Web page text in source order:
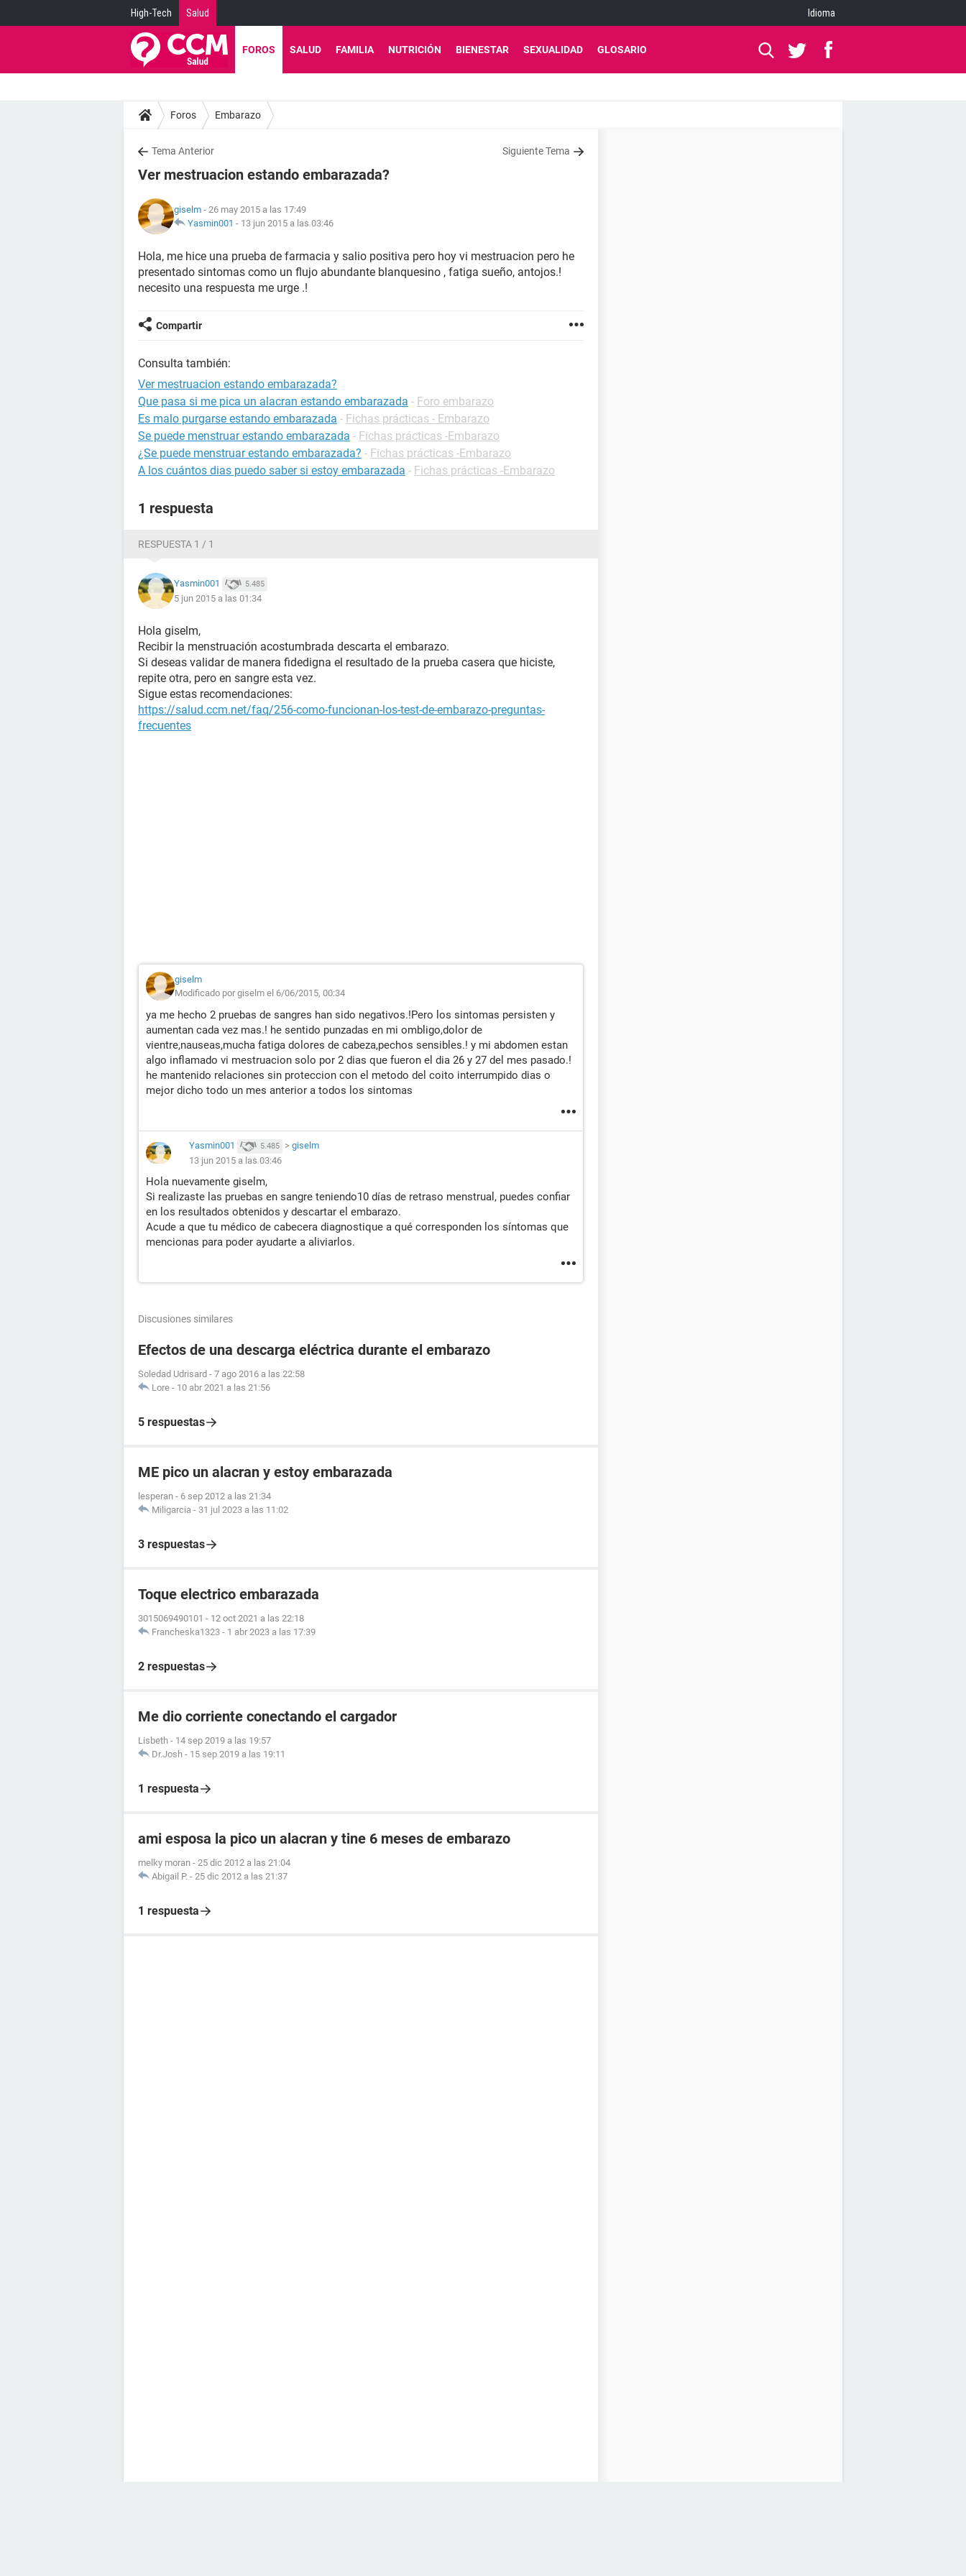
High-Tech Salud Idioma
FOROS SALUD FAMILIA NUTRICIÓN BIENESTAR SEXUALIDAD GLOSARIO
Foros Embarazo
Tema Anterior Siguiente Tema
Ver mestruacion estando embarazada?
giselm - 26 may 2015 a las 17:49
Yasmin001 - 13 jun 2015 a las 03:46
Hola, me hice una prueba de farmacia y salio positiva pero hoy vi mestruacion pero he
presentado sintomas como un flujo abundante blanquesino , fatiga sueño, antojos.!
necesito una respuesta me urge .!
Compartir
Consulta también:
Ver mestruacion estando embarazada?
Que pasa si me pica un alacran estando embarazada - Foro embarazo
Es malo purgarse estando embarazada - Fichas prácticas - Embarazo
Se puede menstruar estando embarazada - Fichas prácticas -Embarazo
¿Se puede menstruar estando embarazada? - Fichas prácticas -Embarazo
A los cuántos dias puedo saber si estoy embarazada - Fichas prácticas -Embarazo
1 respuesta
RESPUESTA 1 / 1
Yasmin001 5.485
5 jun 2015 a las 01:34
Hola giselm,
Recibir la menstruación acostumbrada descarta el embarazo.
Si deseas validar de manera fidedigna el resultado de la prueba casera que hiciste,
repite otra, pero en sangre esta vez.
Sigue estas recomendaciones:
https://salud.ccm.net/faq/256-como-funcionan-los-test-de-embarazo-preguntas-
frecuentes
giselm
Modificado por giselm el 6/06/2015, 00:34
ya me hecho 2 pruebas de sangres han sido negativos.!Pero los sintomas persisten y
aumentan cada vez mas.! he sentido punzadas en mi ombligo,dolor de
vientre,nauseas,mucha fatiga dolores de cabeza,pechos sensibles.! y mi abdomen estan
algo inflamado vi mestruacion solo por 2 dias que fueron el dia 26 y 27 del mes pasado.!
he mantenido relaciones sin proteccion con el metodo del coito interrumpido dias o
mejor dicho todo un mes anterior a todos los sintomas
Yasmin001 5.485 > giselm
13 jun 2015 a las 03:46
Hola nuevamente giselm,
Si realizaste las pruebas en sangre teniendo10 días de retraso menstrual, puedes confiar
en los resultados obtenidos y descartar el embarazo.
Acude a que tu médico de cabecera diagnostique a qué corresponden los síntomas que
mencionas para poder ayudarte a aliviarlos.
Discusiones similares
Efectos de una descarga eléctrica durante el embarazo
Soledad Udrisard - 7 ago 2016 a las 22:58
Lore - 10 abr 2021 a las 21:56
5 respuestas
ME pico un alacran y estoy embarazada
lesperan - 6 sep 2012 a las 21:34
Miligarcia - 31 jul 2023 a las 11:02
3 respuestas
Toque electrico embarazada
3015069490101 - 12 oct 2021 a las 22:18
Francheska1323 - 1 abr 2023 a las 17:39
2 respuestas
Me dio corriente conectando el cargador
Lisbeth - 14 sep 2019 a las 19:57
Dr.Josh - 15 sep 2019 a las 19:11
1 respuesta
ami esposa la pico un alacran y tine 6 meses de embarazo
melky moran - 25 dic 2012 a las 21:04
Abigail P. - 25 dic 2012 a las 21:37
1 respuesta